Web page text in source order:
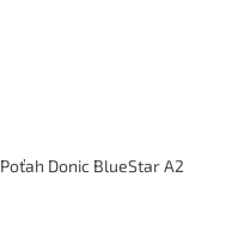
Poťah Donic BlueStar A2